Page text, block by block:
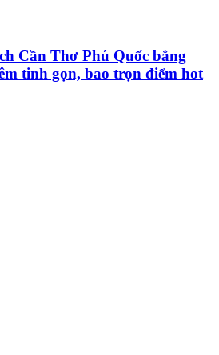
Cần Thơ Phú Quốc bằng
tinh gọn, bao trọn điểm hot